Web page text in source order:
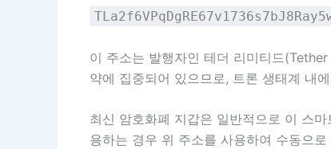
이 주소는 발행자인 테더 리미티드
약에 집중되어 있으므로, 트론 생태계 내
최신 암호화폐 지갑은 일반적으로 이 스
용하는 경우 위 주소를 사용하여 수동으